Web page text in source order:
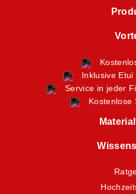
Inklusive
Service in jeder
Kostenlose